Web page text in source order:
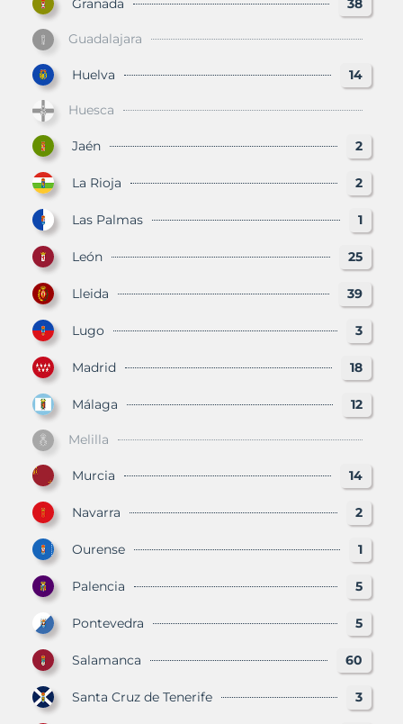
Granada 38
Guadalajara
Huelva 14
Huesca
Jaén 2
La Rioja 2
Las Palmas 1
León 25
Lleida 39
Lugo 3
Madrid 18
Málaga 12
Melilla
Murcia 14
Navarra 2
Ourense 1
Palencia 5
Pontevedra 5
Salamanca 60
Santa Cruz de Tenerife 3